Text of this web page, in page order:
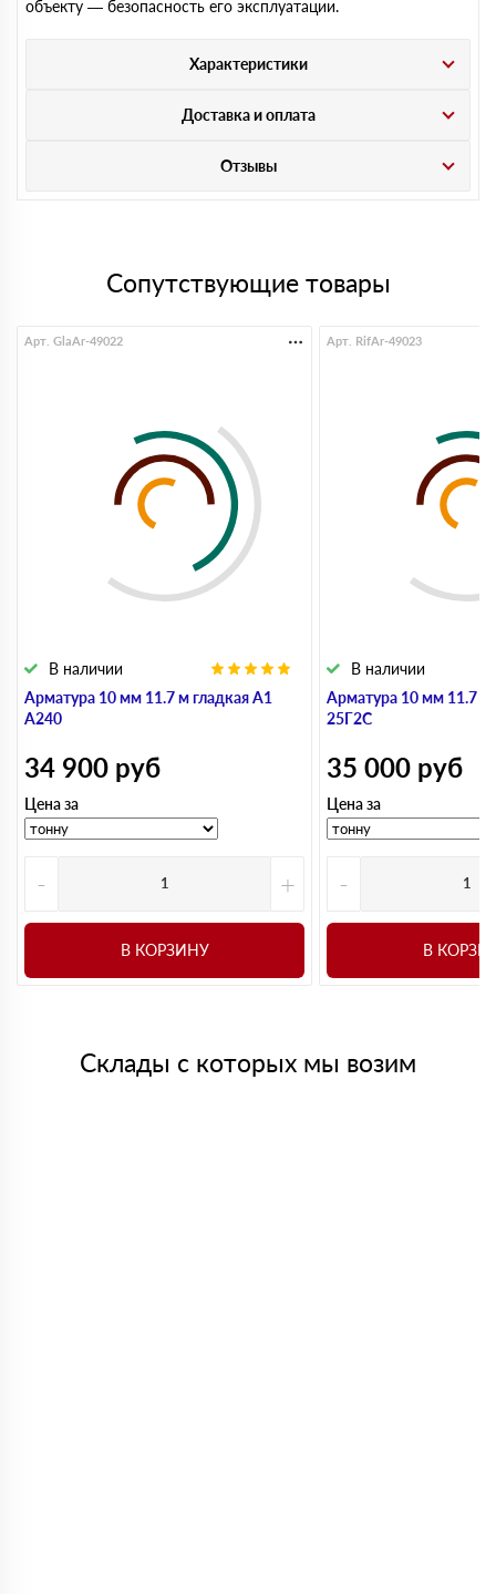
объекту — безопасность его эксплуатации.
Характеристики
Доставка и оплата
Отзывы
Сопутствующие товары
Арматура 10 мм 11.7 м гладкая А1
А240
В наличии
Арт. GlaAr-49022
34 900 руб
Цена за
- +
В КОРЗИНУ
Арматура 10 мм 11.7 м
25Г2С
В наличии
Арт. RifAr-49023
35 000 руб
Цена за
-
В
Склады с которых мы возим